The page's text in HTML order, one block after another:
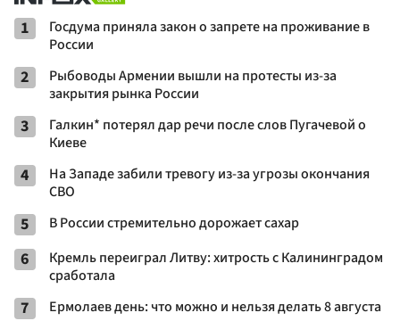
1
Госдума приняла закон о запрете на проживание в
России
2
Рыбоводы Армении вышли на протесты из-за
закрытия рынка России
3
Галкин* потерял дар речи после слов Пугачевой о
Киеве
4
На Западе забили тревогу из-за угрозы окончания
СВО
5 В России стремительно дорожает сахар
6
Кремль переиграл Литву: хитрость с Калининградом
сработала
7 Ермолаев день: что можно и нельзя делать 8 августа